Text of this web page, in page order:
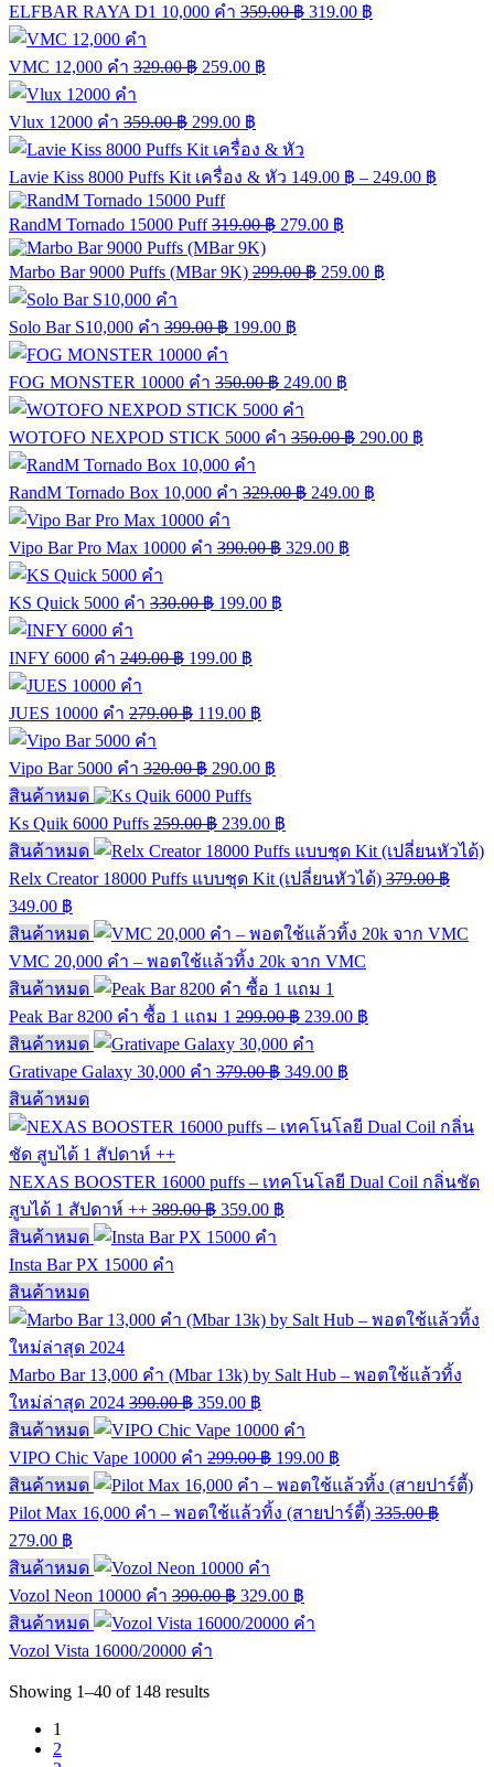
ELFBAR RAYA D1 10,000 คำ 359.00฿ 319.00 ฿
VMC 12,000 คำ 329.00฿ 259.00 ฿
Vlux 12000 คำ 359.00฿ 299.00 ฿
Lavie Kiss 8000 Puffs Kit เครื่อง & หัว 149.00 ฿ – 249.00 ฿
RandM Tornado 15000 Puff 319.00฿ 279.00 ฿
Marbo Bar 9000 Puffs (MBar 9K) 299.00฿ 259.00 ฿
Solo Bar S10,000 คำ 399.00฿ 199.00 ฿
FOG MONSTER 10000 คำ 350.00฿ 249.00 ฿
WOTOFO NEXPOD STICK 5000 คำ 350.00฿ 290.00 ฿
RandM Tornado Box 10,000 คำ 329.00฿ 249.00 ฿
Vipo Bar Pro Max 10000 คำ 390.00฿ 329.00 ฿
KS Quick 5000 คำ 330.00฿ 199.00 ฿
INFY 6000 คำ 249.00฿ 199.00 ฿
JUES 10000 คำ 279.00฿ 119.00 ฿
Vipo Bar 5000 คำ 320.00฿ 290.00 ฿
สินค้าหมด
Ks Quik 6000 Puffs 259.00฿ 239.00 ฿
สินค้าหมด
Relx Creator 18000 Puffs แบบชุด Kit (เปลี่ยนหัวได้) 379.00฿
349.00 ฿
สินค้าหมด
VMC 20,000 คำ – พอตใช้แล้วทิ้ง 20k จาก VMC
สินค้าหมด
Peak Bar 8200 คำ ซื้อ 1 แถม 1 299.00฿ 239.00 ฿
สินค้าหมด
Grativape Galaxy 30,000 คำ 379.00฿ 349.00 ฿
สินค้าหมด
NEXAS BOOSTER 16000 puffs – เทคโนโลยี Dual Coil กลิ่นชัด
สูบได้ 1 สัปดาห์ ++ 389.00฿ 359.00 ฿
สินค้าหมด
Insta Bar PX 15000 คำ
สินค้าหมด
Marbo Bar 13,000 คำ (Mbar 13k) by Salt Hub – พอตใช้แล้วทิ้ง
ใหม่ล่าสุด 2024 390.00฿ 359.00 ฿
สินค้าหมด
VIPO Chic Vape 10000 คำ 299.00฿ 199.00 ฿
สินค้าหมด
Pilot Max 16,000 คำ – พอตใช้แล้วทิ้ง (สายปาร์ตี้) 335.00฿
279.00 ฿
สินค้าหมด
Vozol Neon 10000 คำ 390.00฿ 329.00 ฿
สินค้าหมด
Vozol Vista 16000/20000 คำ
Showing 1–40 of 148 results
1
2